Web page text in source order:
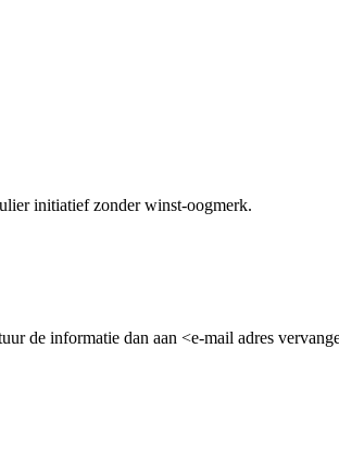
initiatief zonder winst-oogmerk.
de informatie dan aan <e-mail adres